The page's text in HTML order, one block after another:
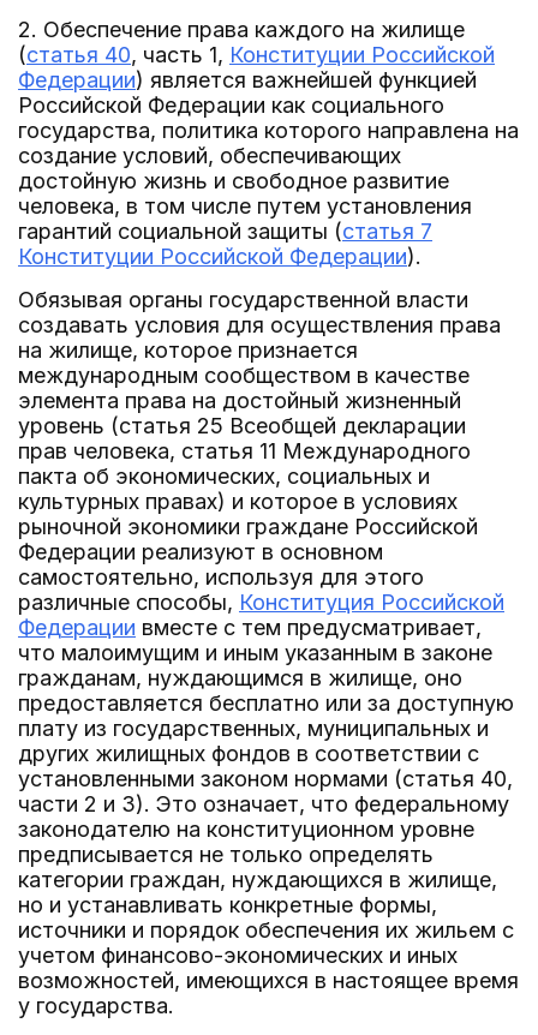
2. Обеспечение права каждого на жилище
(статья 40, часть 1, Конституции Российской
Федерации) является важнейшей функцией
Российской Федерации как социального
государства, политика которого направлена на
создание условий, обеспечивающих
достойную жизнь и свободное развитие
человека, в том числе путем установления
гарантий социальной защиты (статья 7
Конституции Российской Федерации).
Обязывая органы государственной власти
создавать условия для осуществления права
на жилище, которое признается
международным сообществом в качестве
элемента права на достойный жизненный
уровень (статья 25 Всеобщей декларации
прав человека, статья 11 Международного
пакта об экономических, социальных и
культурных правах) и которое в условиях
рыночной экономики граждане Российской
Федерации реализуют в основном
самостоятельно, используя для этого
различные способы, Конституция Российской
Федерации вместе с тем предусматривает,
что малоимущим и иным указанным в законе
гражданам, нуждающимся в жилище, оно
предоставляется бесплатно или за доступную
плату из государственных, муниципальных и
других жилищных фондов в соответствии с
установленными законом нормами (статья 40,
части 2 и 3). Это означает, что федеральному
законодателю на конституционном уровне
предписывается не только определять
категории граждан, нуждающихся в жилище,
но и устанавливать конкретные формы,
источники и порядок обеспечения их жильем с
учетом финансово-экономических и иных
возможностей, имеющихся в настоящее время
у государства.